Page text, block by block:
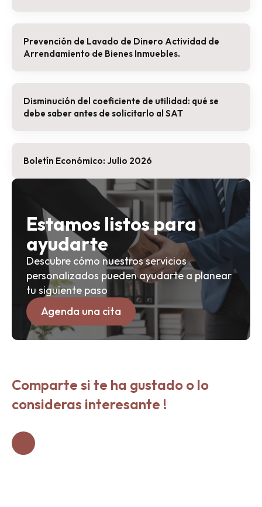
Prevención de Lavado de Dinero Actividad de
Arrendamiento de Bienes Inmuebles.
Disminución del coeficiente de utilidad: qué se
debe saber antes de solicitarlo al SAT
Boletín Económico: Julio 2026
Estamos listos para
ayudarte
Descubre cómo nuestros servicios
personalizados pueden ayudarte a planear
tu siguiente paso
Agenda una cita
Comparte si te ha gustado o lo
consideras interesante !